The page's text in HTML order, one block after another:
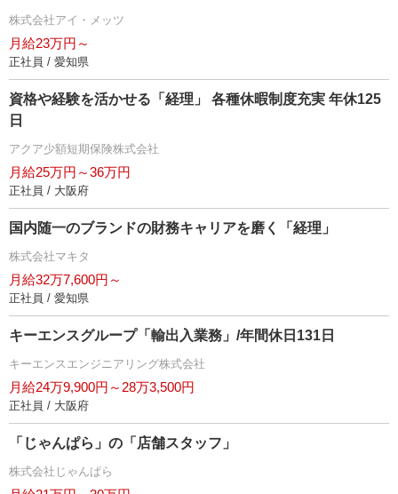
株式会社アイ・メッツ
月給23万円～
正社員 / 愛知県
資格や経験を活かせる「経理」 各種休暇制度充実 年休125
日
アクア少額短期保険株式会社
月給25万円～36万円
正社員 / 大阪府
国内随一のブランドの財務キャリアを磨く「経理」
株式会社マキタ
月給32万7,600円～
正社員 / 愛知県
キーエンスグループ「輸出入業務」/年間休日131日
キーエンスエンジニアリング株式会社
月給24万9,900円～28万3,500円
正社員 / 大阪府
「じゃんぱら」の「店舗スタッフ」
株式会社じゃんぱら